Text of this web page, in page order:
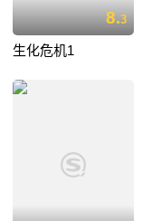
8.3
生化危机1